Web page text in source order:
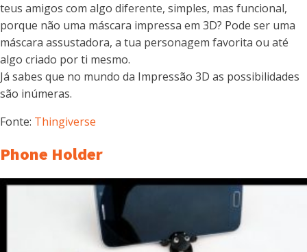
teus amigos com algo diferente, simples, mas funcional,
porque não uma máscara impressa em 3D? Pode ser uma
máscara assustadora, a tua personagem favorita ou até
algo criado por ti mesmo.
Já sabes que no mundo da Impressão 3D as possibilidades
são inúmeras.
Fonte: Thingiverse
Phone Holder